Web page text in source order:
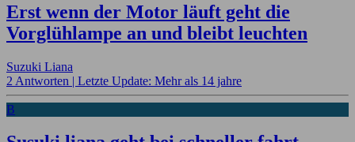
Erst wenn der Motor läuft geht die
Vorglühlampe an und bleibt leuchten
Suzuki Liana
2 Antworten | Letzte Update: Mehr als 14 jahre
B